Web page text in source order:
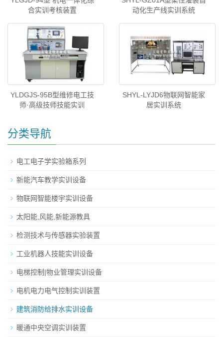
合实训考核装置
动化生产线实训系统
YLDGJS-95B型维修电工技
师·高级技师技能实训
SHYL-LYJD6物联网智能家
居实训系统
分类导航
电工电子学实验箱系列
新能汽车教学实训设备
物联网智能楼宇实训设备
太阳能,风能,新能源教具
检测技术与传感器实验装置
工业机器人技能实训设备
电梯控制|物业管理实训设备
电机电力电气控制实训装置
建筑消防给排水实训设备
暖通中央空调实训装置